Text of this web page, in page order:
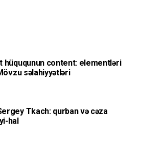
hüququnun content: elementləri
səlahiyyətləri
Tkach: qurban və cəza
hal